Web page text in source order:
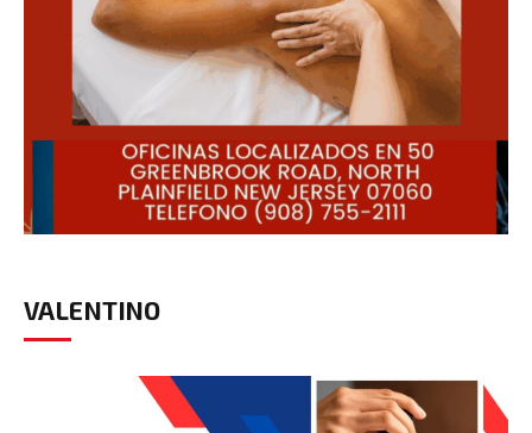
VALENTINO